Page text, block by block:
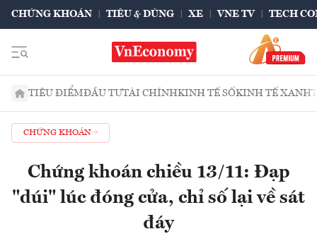
CHỨNG KHOÁN TIÊU & DÙNG XE VNE TV TECH
TIÊU ĐIỂMĐẦU TƯTÀI CHÍNHKINH TẾ SỐKINH TẾ XANH
CHỨNG KHOÁN
Chứng khoán chiều 13/11: Đạp
"dúi" lúc đóng cửa, chỉ số lại về sát
đáy